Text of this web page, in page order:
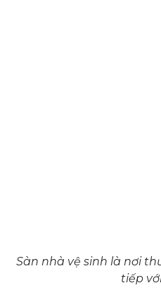
Sàn nhà vệ sinh là nơi
tiếp